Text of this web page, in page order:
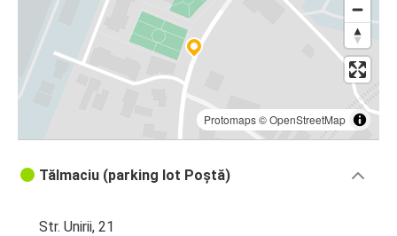
Protomaps©OpenStreetMap
Tălmaciu (parking lot Poștă)
Str. Unirii, 21